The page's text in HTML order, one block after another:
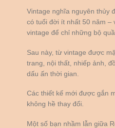
Vintage nghĩa nguyên thủy
có tuổi đời ít nhất 50 năm –
vintage để chỉ những bộ
Sau này, từ vintage được
trang, nội thất, nhiếp ảnh,
dấu ấn thời gian.
Các thiết kế mới được gắn
không hề thay đổi.
Một số bạn nhầm lẫn giữa